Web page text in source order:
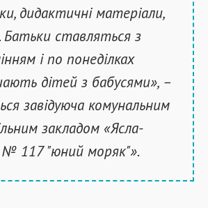
дидактичні матеріали,
Батьки ставляться з
і по понеділках
дітей з бабусями», –
завідуюча комунальним
закладом «Ясла-
№ 117 "юний моряк"».